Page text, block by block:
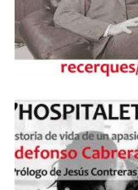
7
L'Hospitalet al
Historia de vida
apasionado por